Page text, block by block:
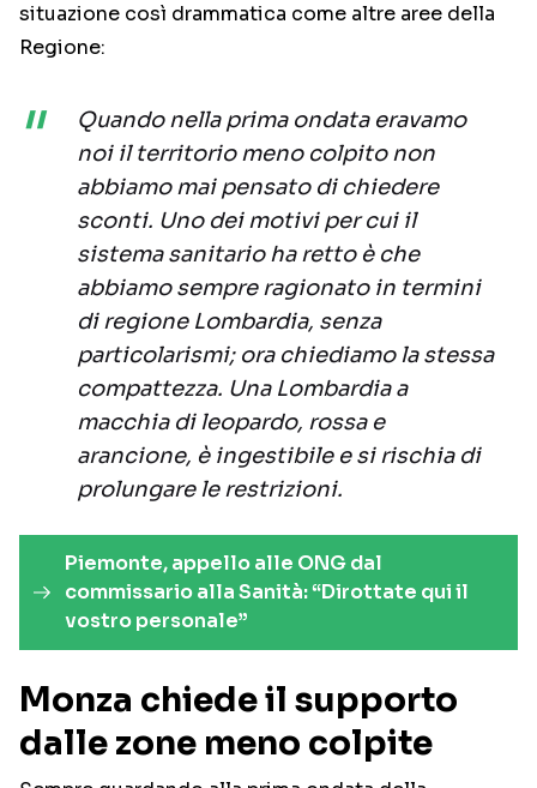
situazione così drammatica come altre aree della
Regione:
Quando nella prima ondata eravamo
noi il territorio meno colpito non
abbiamo mai pensato di chiedere
sconti. Uno dei motivi per cui il
sistema sanitario ha retto è che
abbiamo sempre ragionato in termini
di regione Lombardia, senza
particolarismi; ora chiediamo la stessa
compattezza. Una Lombardia a
macchia di leopardo, rossa e
arancione, è ingestibile e si rischia di
prolungare le restrizioni.
Piemonte, appello alle ONG dal
commissario alla Sanità: “Dirottate qui il
vostro personale”
Monza chiede il supporto
dalle zone meno colpite